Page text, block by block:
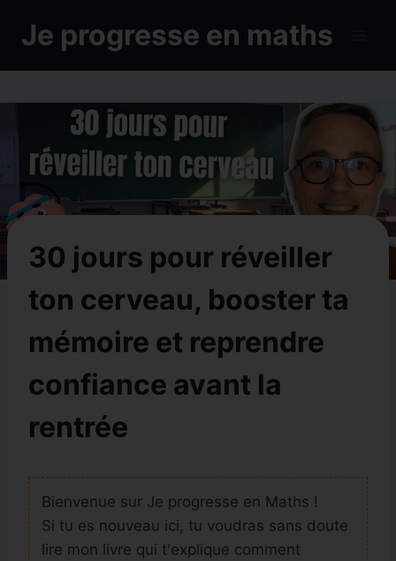
Je progresse en maths
30 jours pour réveiller
ton cerveau, booster ta
mémoire et reprendre
confiance avant la
rentrée
Bienvenue sur Je progresse en Maths !
Si tu es nouveau ici, tu voudras sans doute
lire mon livre qui t'explique comment